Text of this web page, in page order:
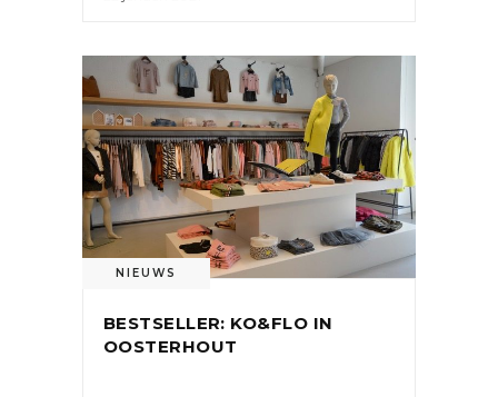
NIEUWS
BESTSELLER: KO&FLO IN
OOSTERHOUT